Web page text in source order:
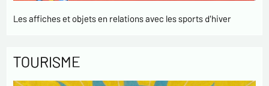
Les affiches et objets en relations avec les sports d'hiver
TOURISME